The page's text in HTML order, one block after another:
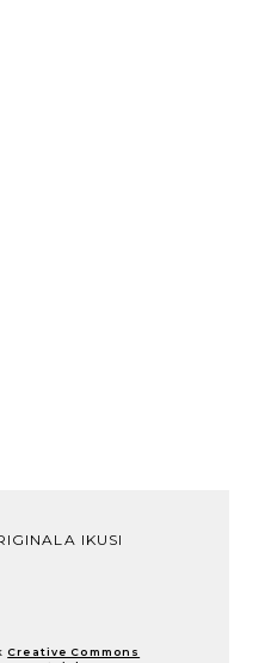
IKUSI
Creative Commons